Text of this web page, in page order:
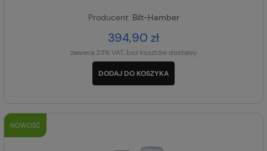
Producent: Bilt-Hamber
394,90 zł
zawiera 23% VAT, bez kosztów dostawy
DODAJ DO KOSZYKA
NOWOŚĆ